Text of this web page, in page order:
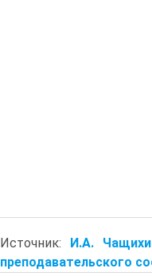
Источник: И.А.
преподавательского